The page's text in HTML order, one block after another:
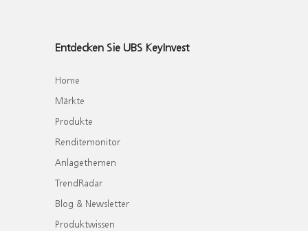
Entdecken Sie UBS KeyInvest
Home
Märkte
Produkte
Renditemonitor
Anlagethemen
TrendRadar
Blog & Newsletter
Produktwissen